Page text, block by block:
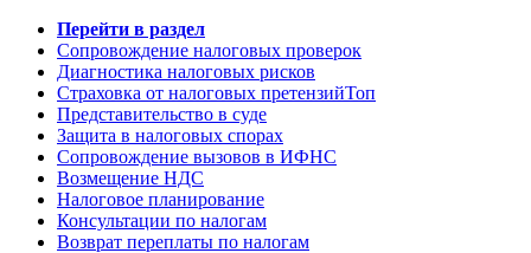
Перейти в раздел
Сопровождение налоговых проверок
Диагностика налоговых рисков
Страховка от налоговых претензийТоп
Представительство в суде
Защита в налоговых спорах
Сопровождение вызовов в ИФНС
Возмещение НДС
Налоговое планирование
Консультации по налогам
Возврат переплаты по налогам